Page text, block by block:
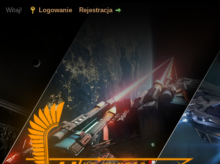
Witaj! Logowanie Rejestracja